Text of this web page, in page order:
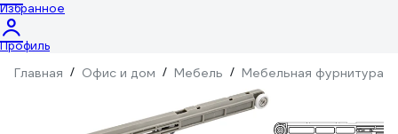
Избранное
Профиль
Главная / Офис и дом / Мебель / Мебельная фурнитура